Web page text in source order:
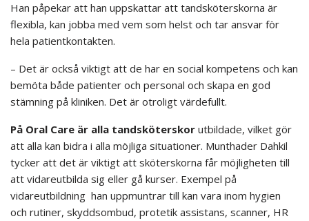
Han påpekar att han uppskattar att tandsköterskorna är
flexibla, kan jobba med vem som helst och tar ansvar för
hela patientkontakten.
– Det är också viktigt att de har en social kompetens och kan
bemöta både patienter och personal och skapa en god
stämning på kliniken. Det är otroligt värdefullt.
På Oral Care är alla tandsköterskor utbildade, vilket gör
att alla kan bidra i alla möjliga situationer. Munthader Dahkil
tycker att det är viktigt att sköterskorna får möjligheten till
att vidareutbilda sig eller gå kurser. Exempel på
vidareutbildning han uppmuntrar till kan vara inom hygien
och rutiner, skyddsombud, protetik assistans, scanner, HR